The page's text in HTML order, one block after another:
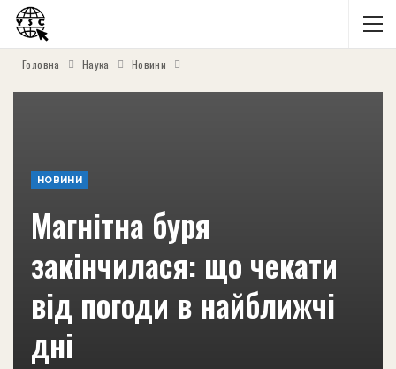
Головна Наука Новини
НОВИНИ
Магнітна буря
закінчилася: що чекати
від погоди в найближчі
дні